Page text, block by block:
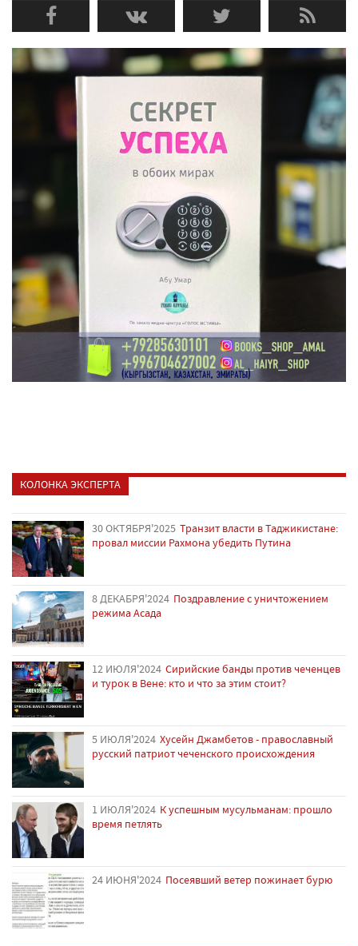
КОЛОНКА ЭКСПЕРТА
30 ОКТЯБРЯ'2025 Транзит власти в Таджикистане:
провал миссии Рахмона убедить Путина
8 ДЕКАБРЯ'2024 Поздравление с уничтожением
режима Асада
12 ИЮЛЯ'2024 Сирийские банды против чеченцев
и турок в Вене: кто и что за этим стоит?
5 ИЮЛЯ'2024 Хусейн Джамбетов - православный
русский патриот чеченского происхождения
1 ИЮЛЯ'2024 К успешным мусульманам: прошло
время петлять
24 ИЮНЯ'2024 Посеявший ветер пожинает бурю